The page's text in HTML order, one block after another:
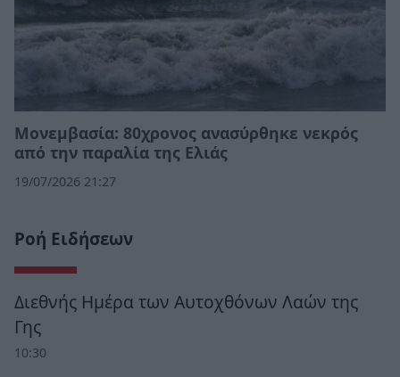
Μονεμβασία: 80χρονος ανασύρθηκε νεκρός
από την παραλία της Ελιάς
19/07/2026 21:27
Ροή Ειδήσεων
Διεθνής Ημέρα των Αυτοχθόνων Λαών της
Γης
10:30